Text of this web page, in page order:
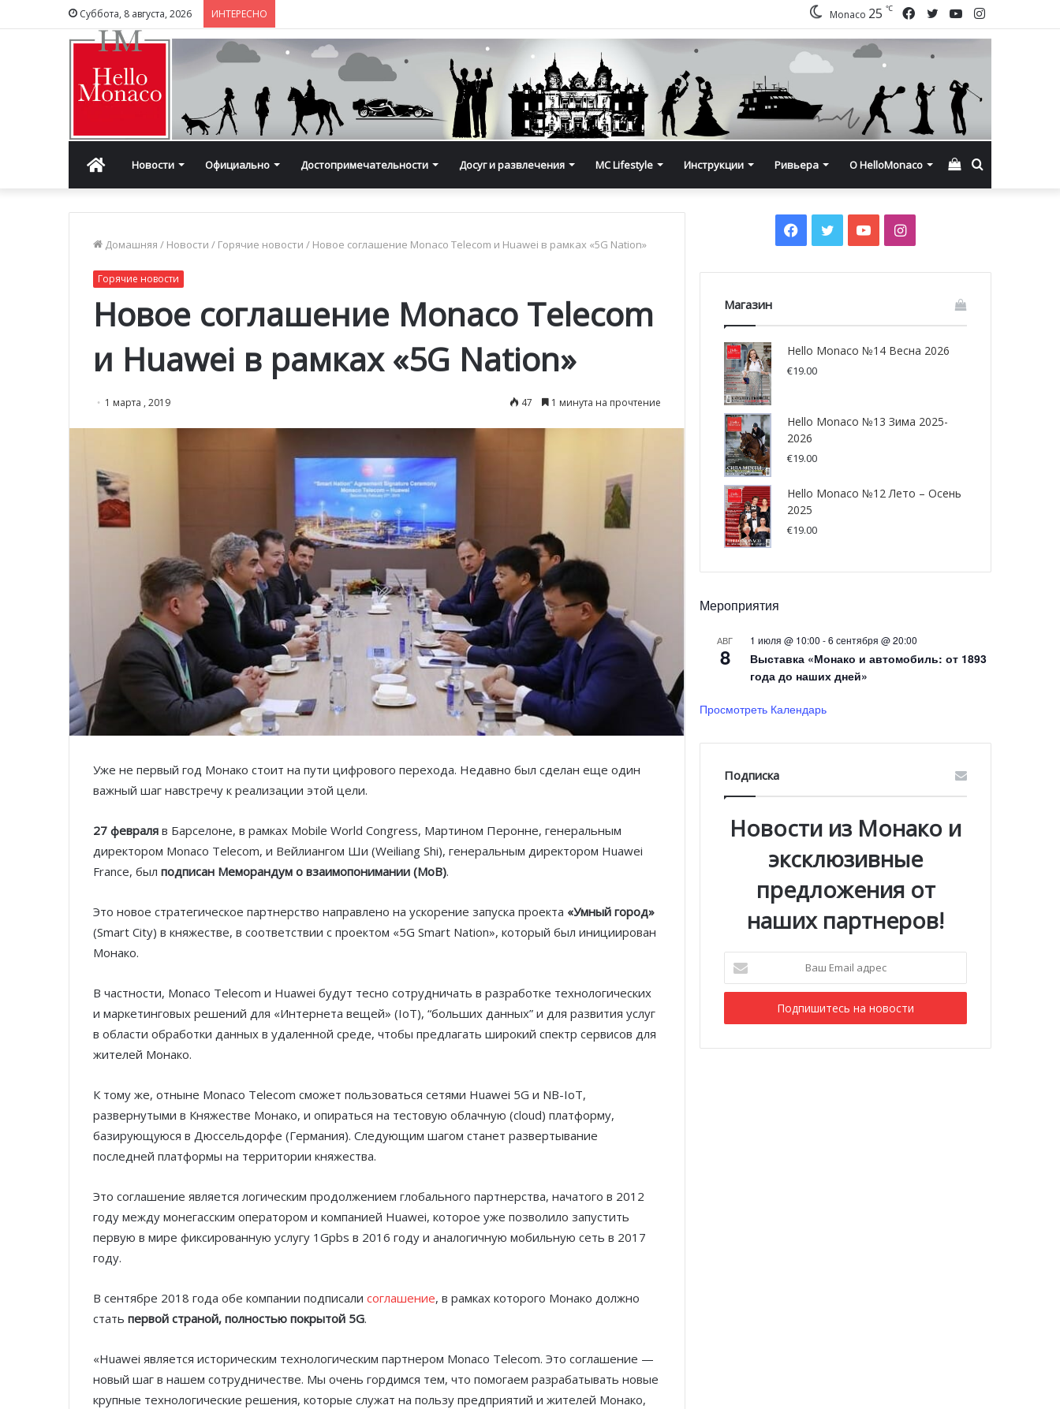
Суббота, 8 августа, 2026 ИНТЕРЕСНО Instagram
YouTube
Twitter
Facebook
Monaco 25 ℃
ГлавнаяНовости Официально Достопримечательности Досуг и развлечения MC Lifestyle Инструкции Ривьера О HelloMonaco Смотреть
Домашняя / Новости / Горячие новости / Новое соглашение Monaco Telecom и Huawei в рамках «5G Nation»
Горячие новости
Новое соглашение Monaco Telecom
и Huawei в рамках «5G Nation»
1 марта , 2019 47 1 минута на прочтение
Уже не первый год Монако стоит на пути цифрового перехода. Недавно был сделан еще один
важный шаг навстречу к реализации этой цели.
27 февраля в Барселоне, в рамках Mobile World Congress, Мартином Перонне, генеральным
директором Monaco Telecom, и Вейлиангом Ши (Weiliang Shi), генеральным директором Huawei
France, был подписан Меморандум о взаимопонимании (МоВ).
Это новое стратегическое партнерство направлено на ускорение запуска проекта «Умный город»
(Smart City) в княжестве, в соответствии с проектом «5G Smart Nation», который был инициирован
Монако.
В частности, Monaco Telecom и Huawei будут тесно сотрудничать в разработке технологических
и маркетинговых решений для «Интернета вещей» (IoT), “больших данных” и для развития услуг
в области обработки данных в удаленной среде, чтобы предлагать широкий спектр сервисов для
жителей Монако.
К тому же, отныне Monaco Telecom сможет пользоваться сетями Huawei 5G и NB-IoT,
развернутыми в Княжестве Монако, и опираться на тестовую облачную (cloud) платформу,
базирующуюся в Дюссельдорфе (Германия). Следующим шагом станет развертывание
последней платформы на территории княжества.
Это соглашение является логическим продолжением глобального партнерства, начатого в 2012
году между монегасским оператором и компанией Huawei, которое уже позволило запустить
первую в мире фиксированную услугу 1Gpbs в 2016 году и аналогичную мобильную сеть в 2017
году.
В сентябре 2018 года обе компании подписали соглашение, в рамках которого Монако должно
стать первой страной, полностью покрытой 5G.
«Huawei является историческим технологическим партнером Monaco Telecom. Это соглашение —
новый шаг в нашем сотрудничестве. Мы очень гордимся тем, что помогаем разрабатывать новые
крупные технологические решения, которые служат на пользу предприятий и жителей Монако,
Facebook
TwitterYouTubeInstagram
Магазин
Hello Monaco №14 Весна 2026
€19.00
Hello Monaco №13 Зима 2025-
2026
€19.00
Hello Monaco №12 Лето – Осень
2025
€19.00
Мероприятия
АВГ
8
1 июля @ 10:00 -6 сентября @ 20:00
Выставка «Монако и автомобиль: от 1893
года до наших дней»
Просмотреть Календарь
Подписка
Новости из Монако и
эксклюзивные
предложения от
наших партнеров!
Email
адрес